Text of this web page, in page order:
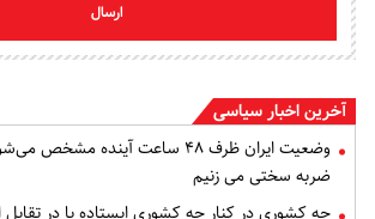
ارسال
آخرین اخبار سیاسی
وضعیت ایران ظرف ۴۸ ساعت آینده
ضربه سختی می زنیم
چه کشوری در کنار چه کشوری ایستاده یا در